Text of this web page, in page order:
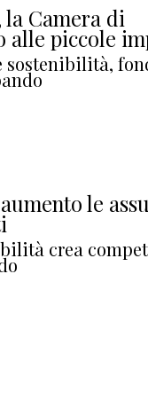
Camera di
alle piccole
sostenibilità,
le
crea